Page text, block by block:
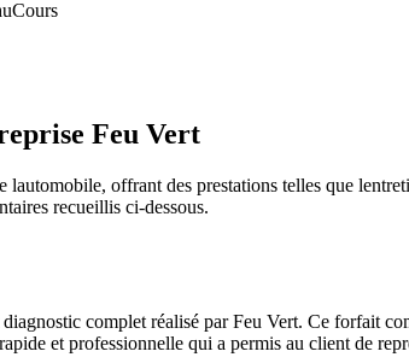
Cours
Feu Vert
offrant des prestations telles que
recueillis ci-dessous.
complet réalisé par Feu Vert. Ce forfait
et professionnelle qui a permis au client de